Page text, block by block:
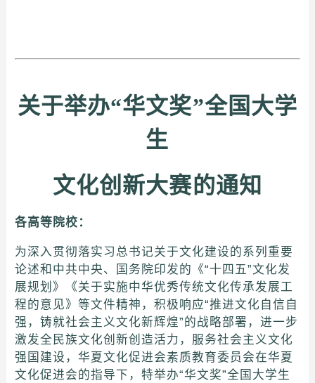
关于举办“华文奖”全国大学
生
文化创新大赛的通知
各高等院校：
为深入贯彻落实习总书记关于文化建设的系列重要
论述和中共中央、国务院印发的《“十四五”文化发
展规划》《关于实施中华优秀传统文化传承发展工
程的意见》等文件精神，积极响应“推进文化自信自
强，铸就社会主义文化新辉煌”的战略部署，进一步
激发全民族文化创新创造活力，服务社会主义文化
强国建设，华夏文化促进会素质教育委员会在华夏
文化促进会的指导下，特举办“华文奖”全国大学生